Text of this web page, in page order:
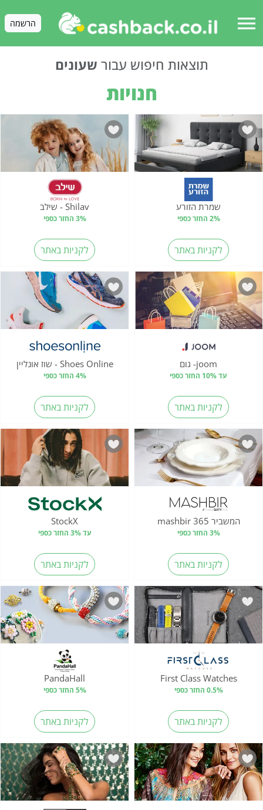
menu הרשמה
תוצאות חיפוש עבור שעונים
חנויות
שמרת הזורע
2% החזר כספי
לקניות באתר
Shilav - שילב
3% החזר כספי
לקניות באתר
joom- גום
עד 10% החזר כספי
לקניות באתר
Shoes Online - שוז אונליין
4% החזר כספי
לקניות באתר
המשביר 365 mashbir
3% החזר כספי
לקניות באתר
StockX
עד 3% החזר כספי
לקניות באתר
First Class Watches
0.5% החזר כספי
לקניות באתר
PandaHall
5% החזר כספי
לקניות באתר